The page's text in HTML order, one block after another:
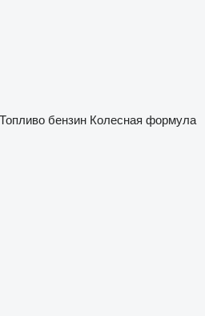
Топливо бензин Колесная формула